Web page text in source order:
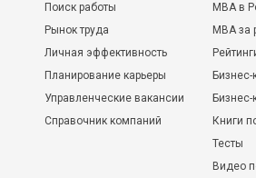
Поиск работы
Рынок труда
Личная эффективность
Планирование карьеры
Управленческие вакансии
Справочник компаний
MBA в
MBA
Бизнес-
Книги
Тесты
Видео